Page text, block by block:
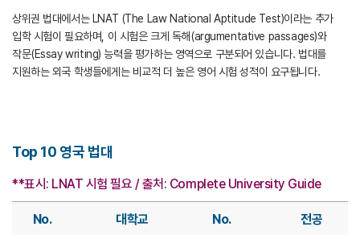
상위권 법대에서는 LNAT (The Law National Aptitude Test)이라는 추가
입학 시험이 필요하며, 이 시험은 크게 독해(argumentative passages)와
작문(Essay writing) 능력을 평가하는 영역으로 구분되어 있습니다. 법대를
지원하는 외국 학생들에게는 비교적 더 높은 영어 시험 성적이 요구됩니다.
Top 10 영국 법대
**표시: LNAT 시험 필요 / 출처: Complete University Guide
No. 대학교 No. 전공